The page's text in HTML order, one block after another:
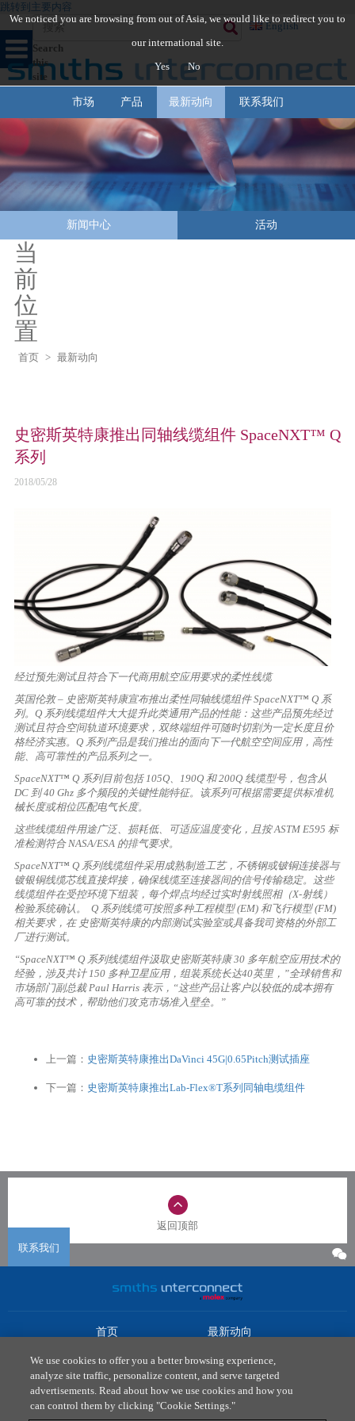
We noticed you are browsing from out of Asia, we would like to redirect you to
our international site.
Yes
No
跳转到主要内容
Search
this
site
English
市场 产品 最新动向 联系我们
新闻中心 活动
当
前
位
置
首页 > 最新动向
史密斯英特康推出同轴线缆组件 SpaceNXT™ Q
系列
2018/05/28
经过预先测试且符合下一代商用航空应用要求的柔性线缆
英国伦敦 – 史密斯英特康宣布推出柔性同轴线缆组件 SpaceNXT™ Q 系
列。Q 系列线缆组件大大提升此类通用产品的性能：这些产品预先经过
测试且符合空间轨道环境要求，双终端组件可随时切割为一定长度且价
格经济实惠。Q 系列产品是我们推出的面向下一代航空空间应用，高性
能、高可靠性的产品系列之一。
SpaceNXT™ Q 系列目前包括 105Q、190Q 和 200Q 线缆型号，包含从
DC 到 40 Ghz 多个频段的关键性能特征。该系列可根据需要提供标准机
械长度或相位匹配电气长度。
这些线缆组件用途广泛、损耗低、可适应温度变化，且按 ASTM E595 标
准检测符合 NASA/ESA 的排气要求。
SpaceNXT™ Q 系列线缆组件采用成熟制造工艺，不锈钢或铍铜连接器与
镀银铜线缆芯线直接焊接，确保线缆至连接器间的信号传输稳定。这些
线缆组件在受控环境下组装，每个焊点均经过实时射线照相（X-射线）
检验系统确认。 Q 系列线缆可按照多种工程模型 (EM) 和飞行模型 (FM)
相关要求，在 史密斯英特康的内部测试实验室或具备我司资格的外部工
厂进行测试。
“SpaceNXT™ Q 系列线缆组件汲取史密斯英特康 30 多年航空应用技术的
经验，涉及共计 150 多种卫星应用，组装系统长达40英里，”全球销售和
市场部门副总裁 Paul Harris 表示，“这些产品让客户以较低的成本拥有
高可靠的技术，帮助他们攻克市场准入壁垒。”
上一篇： 史密斯英特康推出DaVinci 45G|0.65Pitch测试插座
下一篇： 史密斯英特康推出Lab-Flex®T系列同轴电缆组件
返回顶部
联系我们
首页
产品
最新动向
联系我们
法律政策
隐私政策
We use cookies to offer you a better browsing experience,
analyze site traffic, personalize content, and serve targeted
advertisements. Read about how we use cookies and how you
can control them by clicking "Cookie Settings."